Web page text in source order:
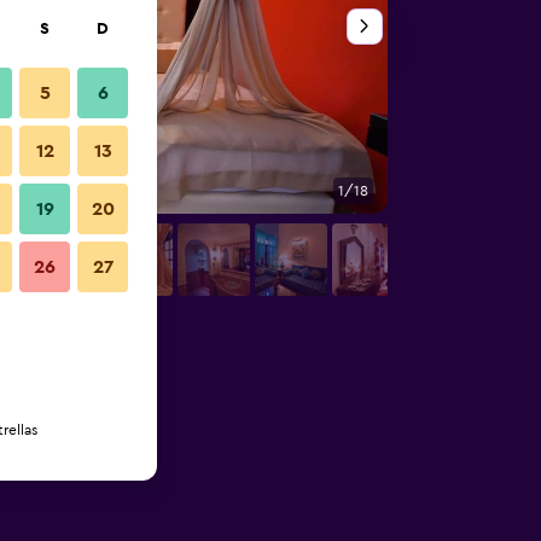
1/18
S D
5 6
12 13
19 20
26 27